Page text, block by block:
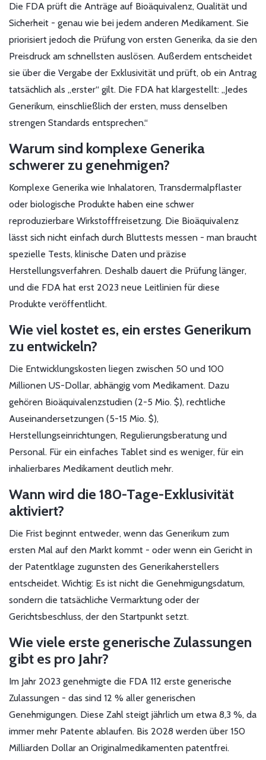
Die FDA prüft die Anträge auf Bioäquivalenz, Qualität und
Sicherheit - genau wie bei jedem anderen Medikament. Sie
priorisiert jedoch die Prüfung von ersten Generika, da sie den
Preisdruck am schnellsten auslösen. Außerdem entscheidet
sie über die Vergabe der Exklusivität und prüft, ob ein Antrag
tatsächlich als „erster“ gilt. Die FDA hat klargestellt: „Jedes
Generikum, einschließlich der ersten, muss denselben
strengen Standards entsprechen.“
Warum sind komplexe Generika
schwerer zu genehmigen?
Komplexe Generika wie Inhalatoren, Transdermalpflaster
oder biologische Produkte haben eine schwer
reproduzierbare Wirkstofffreisetzung. Die Bioäquivalenz
lässt sich nicht einfach durch Bluttests messen - man braucht
spezielle Tests, klinische Daten und präzise
Herstellungsverfahren. Deshalb dauert die Prüfung länger,
und die FDA hat erst 2023 neue Leitlinien für diese
Produkte veröffentlicht.
Wie viel kostet es, ein erstes Generikum
zu entwickeln?
Die Entwicklungskosten liegen zwischen 50 und 100
Millionen US-Dollar, abhängig vom Medikament. Dazu
gehören Bioäquivalenzstudien (2-5 Mio. $), rechtliche
Auseinandersetzungen (5-15 Mio. $),
Herstellungseinrichtungen, Regulierungsberatung und
Personal. Für ein einfaches Tablet sind es weniger, für ein
inhalierbares Medikament deutlich mehr.
Wann wird die 180-Tage-Exklusivität
aktiviert?
Die Frist beginnt entweder, wenn das Generikum zum
ersten Mal auf den Markt kommt - oder wenn ein Gericht in
der Patentklage zugunsten des Generikaherstellers
entscheidet. Wichtig: Es ist nicht die Genehmigungsdatum,
sondern die tatsächliche Vermarktung oder der
Gerichtsbeschluss, der den Startpunkt setzt.
Wie viele erste generische Zulassungen
gibt es pro Jahr?
Im Jahr 2023 genehmigte die FDA 112 erste generische
Zulassungen - das sind 12 % aller generischen
Genehmigungen. Diese Zahl steigt jährlich um etwa 8,3 %, da
immer mehr Patente ablaufen. Bis 2028 werden über 150
Milliarden Dollar an Originalmedikamenten patentfrei.